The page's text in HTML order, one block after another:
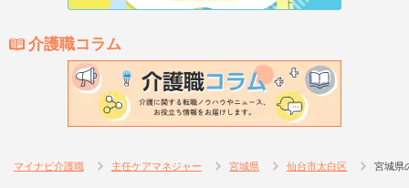
介護職コラム
マイナビ介護職 主任ケアマネジャー 宮城県 仙台市太白区 宮城県